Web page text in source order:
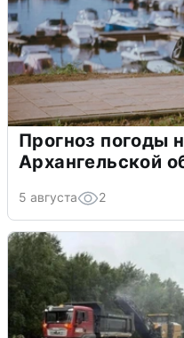
Прогноз погоды
Архангельской
5 августа 2